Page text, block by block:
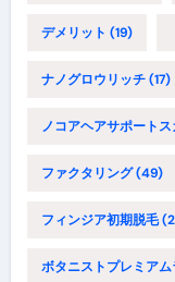
デメリット (19)
ナノグロウリッチ(17)
ノコアヘアサポート
ファクタリング(49)
フィンジア初期脱毛
ボタニストプレミアム